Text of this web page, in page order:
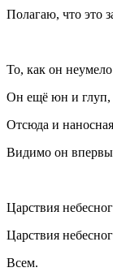
Полагаю, что это
То, как он
Он ещё юн и
Отсюда и наносная
Видимо он
Царствия
Царствия
Всем.